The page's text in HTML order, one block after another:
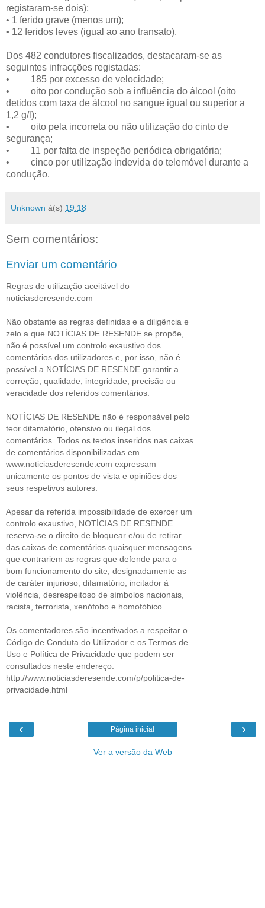
registaram-se dois);
• 1 ferido grave (menos um);
• 12 feridos leves (igual ao ano transato).
Dos 482 condutores fiscalizados, destacaram-se as
seguintes infracções registadas:
• 185 por excesso de velocidade;
• oito por condução sob a influência do álcool (oito
detidos com taxa de álcool no sangue igual ou superior a
1,2 g/l);
• oito pela incorreta ou não utilização do cinto de
segurança;
• 11 por falta de inspeção periódica obrigatória;
• cinco por utilização indevida do telemóvel durante a
condução.
Unknown à(s) 19:18
Sem comentários:
Enviar um comentário
Regras de utilização aceitável do
noticiasderesende.com
Não obstante as regras definidas e a diligência e
zelo a que NOTÍCIAS DE RESENDE se propõe,
não é possível um controlo exaustivo dos
comentários dos utilizadores e, por isso, não é
possível a NOTÍCIAS DE RESENDE garantir a
correção, qualidade, integridade, precisão ou
veracidade dos referidos comentários.
NOTÍCIAS DE RESENDE não é responsável pelo
teor difamatório, ofensivo ou ilegal dos
comentários. Todos os textos inseridos nas caixas
de comentários disponibilizadas em
www.noticiasderesende.com expressam
unicamente os pontos de vista e opiniões dos
seus respetivos autores.
Apesar da referida impossibilidade de exercer um
controlo exaustivo, NOTÍCIAS DE RESENDE
reserva-se o direito de bloquear e/ou de retirar
das caixas de comentários quaisquer mensagens
que contrariem as regras que defende para o
bom funcionamento do site, designadamente as
de caráter injurioso, difamatório, incitador à
violência, desrespeitoso de símbolos nacionais,
racista, terrorista, xenófobo e homofóbico.
Os comentadores são incentivados a respeitar o
Código de Conduta do Utilizador e os Termos de
Uso e Política de Privacidade que podem ser
consultados neste endereço:
http://www.noticiasderesende.com/p/politica-de-
privacidade.html
‹ ›
Página inicial
Ver a versão da Web